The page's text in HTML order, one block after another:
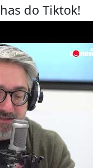
do Tiktok!